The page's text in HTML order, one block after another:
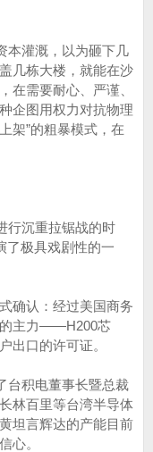
本灌溉，以为砸下几
几栋大楼，就能在沙
在需要耐心、严谨、
企图用权力对抗物理
架”的粗暴模式，在
行沉重拉锯战的时
了极具戏剧性的一
确认：经过美国商务
的主力——H200芯
出口的许可证。
台积电董事长暨总裁
林百里等台湾半导体
坦言辉达的产能目前
心。